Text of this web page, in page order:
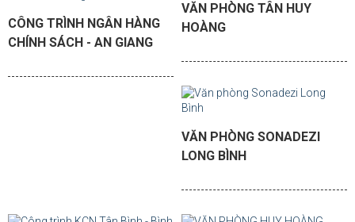
CÔNG TRÌNH NGÂN HÀNG
CHÍNH SÁCH - AN GIANG
VĂN PHÒNG TÂN HUY
HOÀNG
VĂN PHÒNG SONADEZI
LONG BÌNH